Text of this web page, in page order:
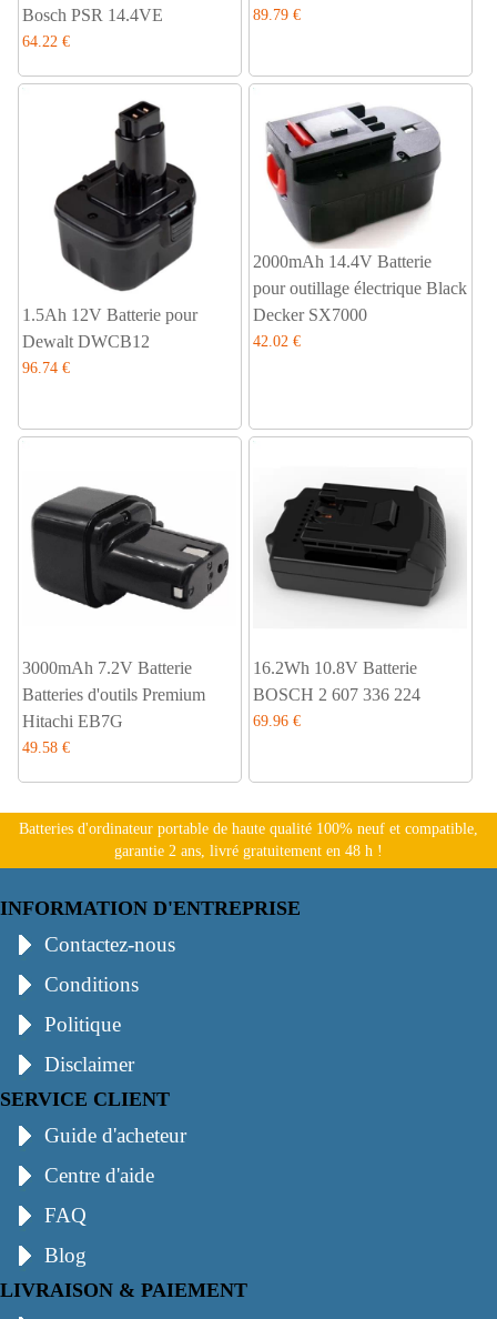
Bosch PSR 14.4VE
64.22 €
89.79 €
1.5Ah 12V Batterie pour
Dewalt DWCB12
96.74 €
2000mAh 14.4V Batterie
pour outillage électrique Black
Decker SX7000
42.02 €
3000mAh 7.2V Batterie
Batteries d'outils Premium
Hitachi EB7G
49.58 €
16.2Wh 10.8V Batterie
BOSCH 2 607 336 224
69.96 €
Batteries d'ordinateur portable de haute qualité 100% neuf et compatible,
garantie 2 ans, livré gratuitement en 48 h !
INFORMATION D'ENTREPRISE
Contactez-nous
Conditions
Politique
Disclaimer
SERVICE CLIENT
Guide d'acheteur
Centre d'aide
FAQ
Blog
LIVRAISON & PAIEMENT